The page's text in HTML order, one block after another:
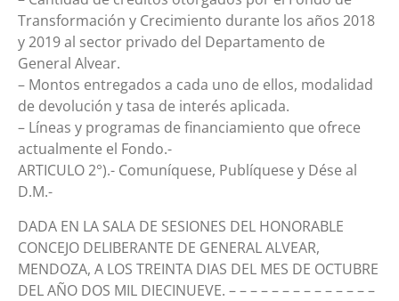
Transformación y Crecimiento durante los años 2018
y 2019 al sector privado del Departamento de
General Alvear.
– Montos entregados a cada uno de ellos, modalidad
de devolución y tasa de interés aplicada.
– Líneas y programas de financiamiento que ofrece
actualmente el Fondo.-
ARTICULO 2°).- Comuníquese, Publíquese y Dése al
D.M.-
DADA EN LA SALA DE SESIONES DEL HONORABLE
CONCEJO DELIBERANTE DE GENERAL ALVEAR,
MENDOZA, A LOS TREINTA DIAS DEL MES DE OCTUBRE
DEL AÑO DOS MIL DIECINUEVE. – – – – – – – – – – – – – –